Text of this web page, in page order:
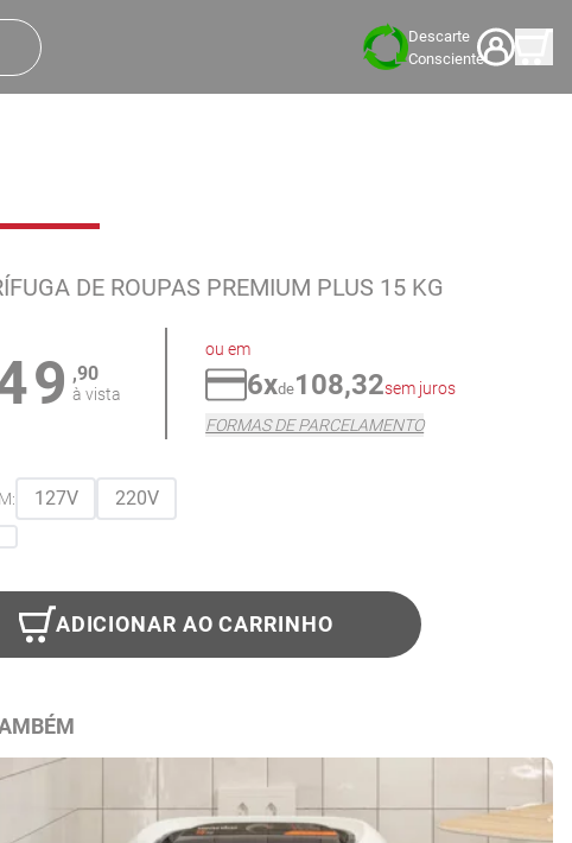
Descarte
Consciente
DE ROUPAS PREMIUM PLUS 15 KG
,90
à vista
ou em
6xde108,32sem juros
FORMAS DE PARCELAMENTO
127V 220V
ADICIONAR AO CARRINHO